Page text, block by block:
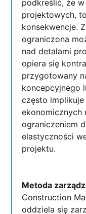
podkreślić, że
projektowych,
konsekwencje.
ograniczona
nad detalami
opiera się
przygotowany
koncepcyjnego
często
ekonomicznych
ograniczeniem
elastyczności
projektu.
Metoda
Construction
oddziela się